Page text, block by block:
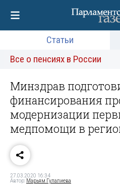
Статьи
Все о пенсиях в России
Минздрав
финансирования
модернизации
медпомощи в
27.03.2020 16:34
Автор: Марьям Гулалиева